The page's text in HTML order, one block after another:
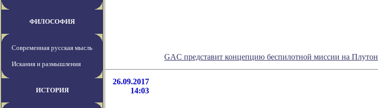
ФИЛОСОФИЯ
Современная русская мысль
Искания и размышления
ИСТОРИЯ
GAC представит концепцию беспилотной миссии на Плутон
26.09.2017
14:03